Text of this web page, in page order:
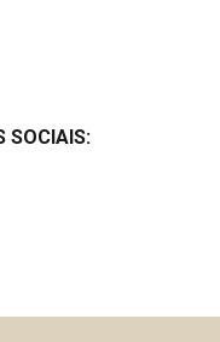
SOCIAIS: